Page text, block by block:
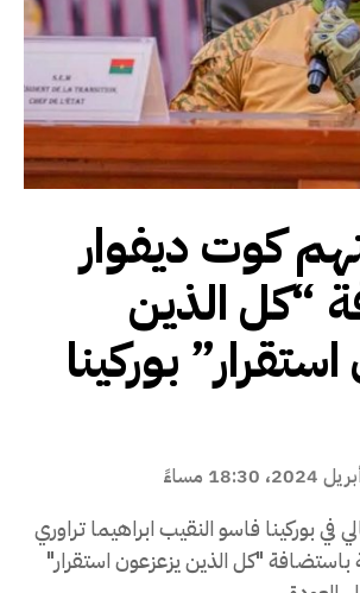
كوت ديفوار
“كل الذين
بوركينا
في بوركينا فاسو النقيب ابراهيما تراوري
السلطات الإيفوارية باستضافة "كل الذين يزعزعون استقرار"